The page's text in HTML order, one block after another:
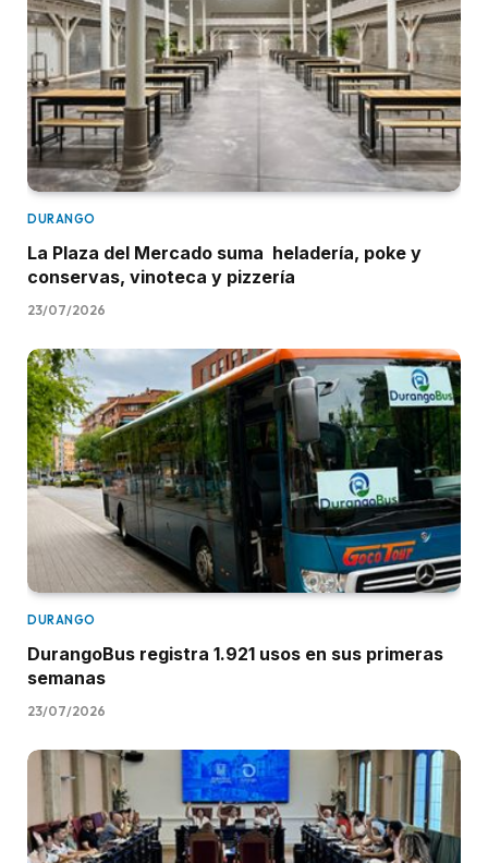
DURANGO
La Plaza del Mercado suma heladería, poke y
conservas, vinoteca y pizzería
23/07/2026
DURANGO
DurangoBus registra 1.921 usos en sus primeras
semanas
23/07/2026